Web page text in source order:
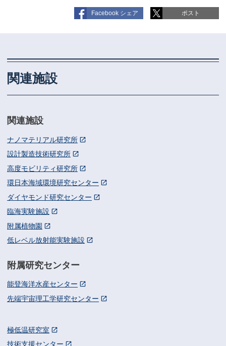
Facebook シェア ポスト
関連施設
関連施設
ナノマテリアル研究所
設計製造技術研究所
高度モビリティ研究所
環日本海域環境研究センター
ダイヤモンド研究センター
臨海実験施設
附属植物園
低レベル放射能実験施設
附属研究センター
能登海洋水産センター
先端宇宙理工学研究センター
極低温研究室
技術支援センター